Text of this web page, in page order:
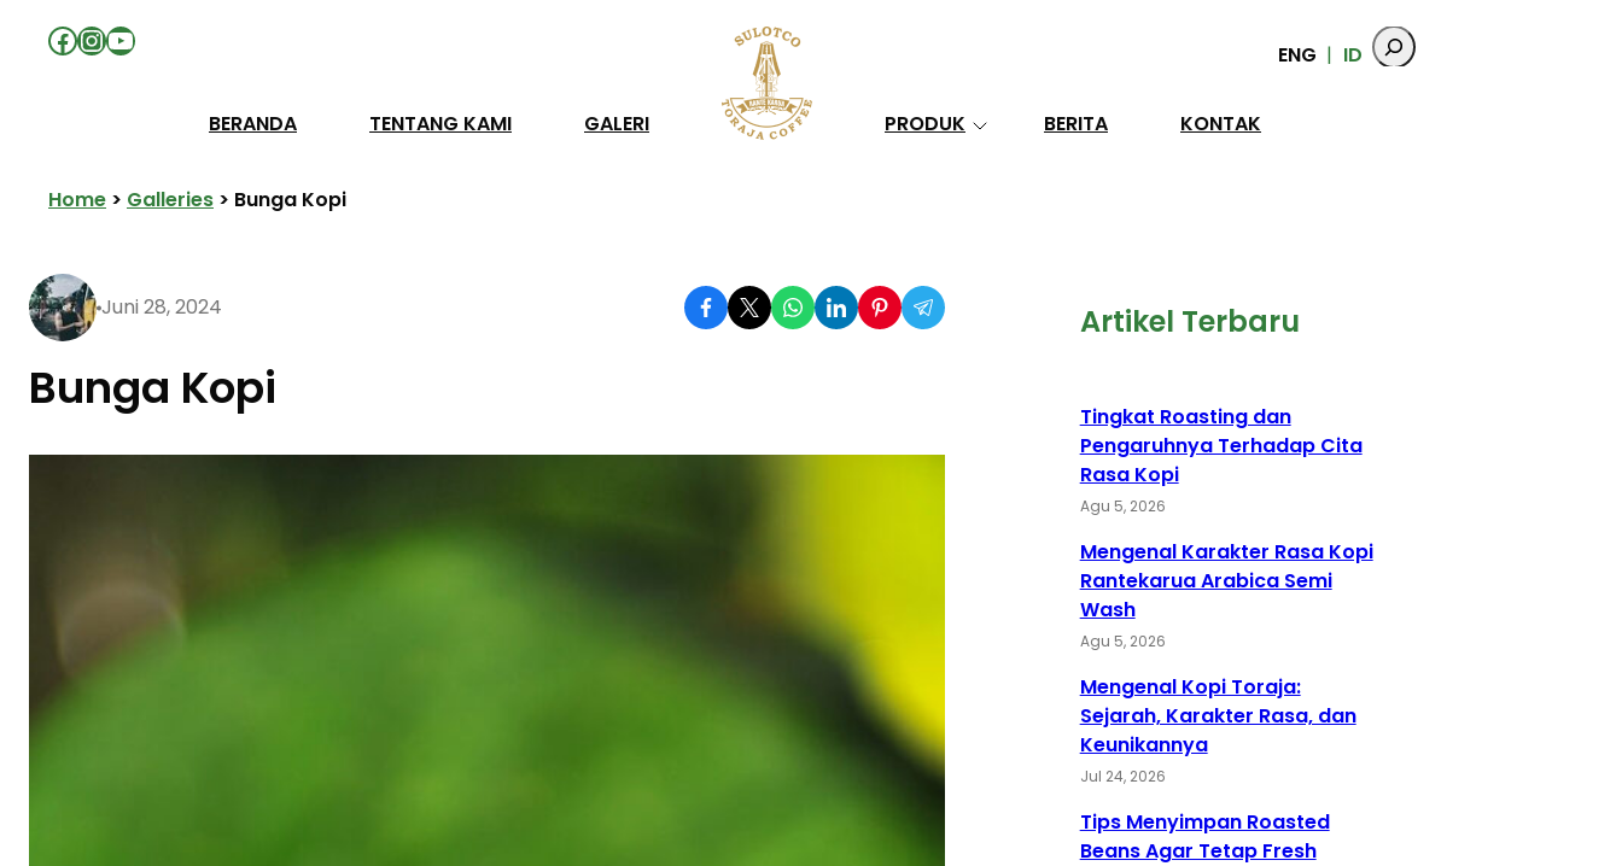
Facebook
Instagram
YouTube ENG ID
BERANDA TENTANG KAMI GALERI PRODUK BERITA KONTAK
Home > Galleries > Bunga Kopi
Juni 28, 2024
Bunga Kopi
Artikel Terbaru
Tingkat Roasting dan
Pengaruhnya Terhadap Cita
Rasa Kopi
Agu 5, 2026
Mengenal Karakter Rasa Kopi
Rantekarua Arabica Semi
Wash
Agu 5, 2026
Mengenal Kopi Toraja:
Sejarah, Karakter Rasa, dan
Keunikannya
Jul 24, 2026
Tips Menyimpan Roasted
Beans Agar Tetap Fresh